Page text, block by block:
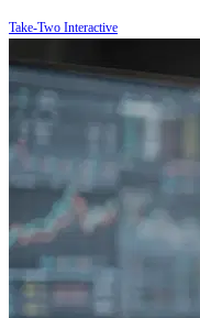
Take-Two Interactive